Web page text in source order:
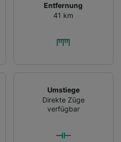
Entfernung
41 km
Umstiege
Direkte Züge
verfügbar